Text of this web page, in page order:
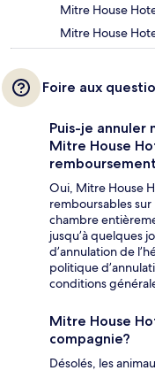
Mitre House
Mitre House
Foire aux
Puis-je annuler
Mitre House
Oui, Mitre House
remboursables sur
chambre
jusqu’à quelques
d’annulation de
politique
conditions
Mitre House
compagnie?
Désolés, les